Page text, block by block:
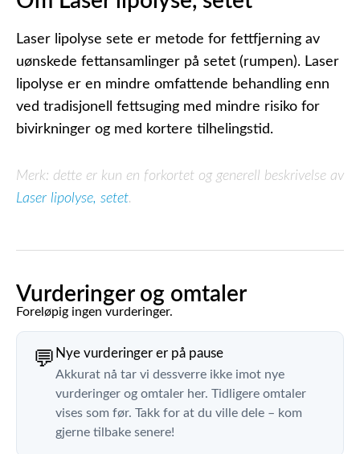
Laser lipolyse sete er metode for fettfjerning av
uønskede fettansamlinger på setet (rumpen). Laser
lipolyse er en mindre omfattende behandling enn
ved tradisjonell fettsuging med mindre risiko for
bivirkninger og med kortere tilhelingstid.
Merk: dette er kun en forkortet og generell beskrivelse av
Laser lipolyse, setet.
Vurderinger og omtaler
Foreløpig ingen vurderinger.
💬 Nye vurderinger er på pause
Akkurat nå tar vi dessverre ikke imot nye
vurderinger og omtaler her. Tidligere omtaler
vises som før. Takk for at du ville dele – kom
gjerne tilbake senere!